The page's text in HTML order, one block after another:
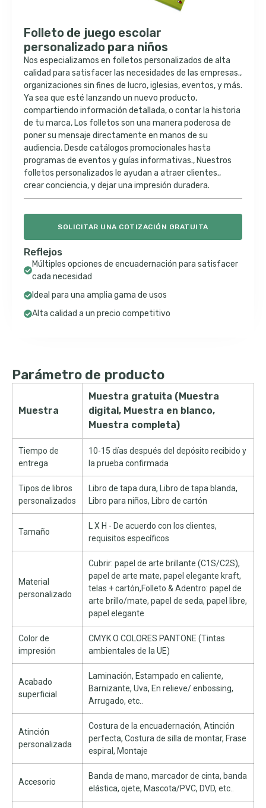
Folleto de juego escolar
personalizado para niños
Nos especializamos en folletos personalizados de alta
calidad para satisfacer las necesidades de las empresas.,
organizaciones sin fines de lucro, iglesias, eventos, y más.
Ya sea que esté lanzando un nuevo producto,
compartiendo información detallada, o contar la historia
de tu marca, Los folletos son una manera poderosa de
poner su mensaje directamente en manos de su
audiencia. Desde catálogos promocionales hasta
programas de eventos y guías informativas., Nuestros
folletos personalizados le ayudan a atraer clientes.,
crear conciencia, y dejar una impresión duradera.
SOLICITAR UNA COTIZACIÓN GRATUITA
Reflejos
Múltiples opciones de encuadernación para satisfacer
cada necesidad
Ideal para una amplia gama de usos
Alta calidad a un precio competitivo
Parámetro de producto
Muestra
Muestra gratuita (Muestra
digital, Muestra en blanco,
Muestra completa)
Tiempo de
entrega
10-15 días después del depósito recibido y
la prueba confirmada
Tipos de libros
personalizados
Libro de tapa dura, Libro de tapa blanda,
Libro para niños, Libro de cartón
Tamaño
L X H - De acuerdo con los clientes,
requisitos específicos
Material
personalizado
Cubrir: papel de arte brillante (C1S/C2S),
papel de arte mate, papel elegante kraft,
telas + cartón,Folleto & Adentro: papel de
arte brillo/mate, papel de seda, papel libre,
papel elegante
Color de
impresión
CMYK O COLORES PANTONE (Tintas
ambientales de la UE)
Acabado
superficial
Laminación, Estampado en caliente,
Barnizante, Uva, En relieve/ enbossing,
Arrugado, etc..
Atinción
personalizada
Costura de la encuadernación, Atinción
perfecta, Costura de silla de montar, Frase
espiral, Montaje
Accesorio
Banda de mano, marcador de cinta, banda
elástica, ojete, Mascota/PVC, DVD, etc..